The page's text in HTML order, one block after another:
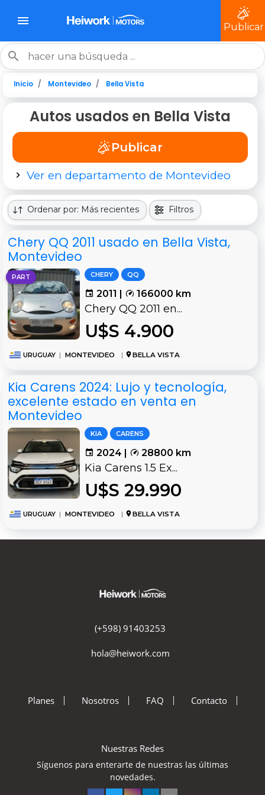
Publicar
Inicio Montevideo Bella Vista
Autos usados en Bella Vista
Publicar
Ver en departamento de Montevideo
Ordenar por: Más recientes Filtros
Chery QQ 2011 usado en Bella Vista,
Montevideo
PART CHERY QQ
2011 | 166000 km
Chery QQ 2011 en...
U$S 4.900
URUGUAY | MONTEVIDEO | BELLA VISTA
Kia Carens 2024: Lujo y tecnología,
excelente estado en venta en
Montevideo
KIA CARENS
2024 | 28800 km
Kia Carens 1.5 Ex...
U$S 29.990
URUGUAY | MONTEVIDEO | BELLA VISTA
(+598) 91403253
hola@heiwork.com
Planes Nosotros FAQ Contacto
Nuestras Redes
Síguenos para enterarte de nuestras las últimas
novedades.